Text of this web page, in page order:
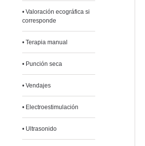
• Valoración ecográfica si
corresponde
• Terapia manual
• Punción seca
• Vendajes
• Electroestimulación
• Ultrasonido